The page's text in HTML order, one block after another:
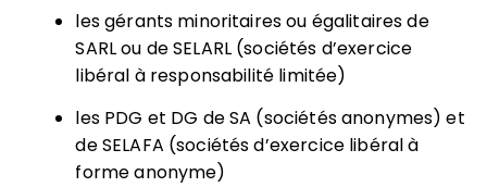
les gérants minoritaires ou égalitaires de
SARL ou de SELARL (sociétés d’exercice
libéral à responsabilité limitée)
les PDG et DG de SA (sociétés anonymes) et
de SELAFA (sociétés d’exercice libéral à
forme anonyme)